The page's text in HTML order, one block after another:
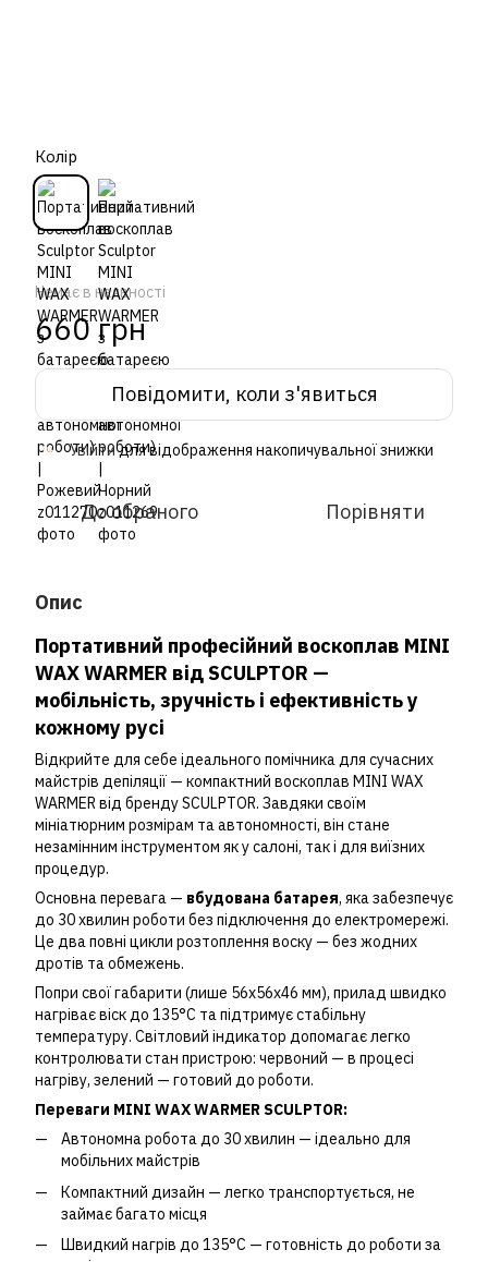
Колір
Немає в наявності
660 грн
Повідомити, коли з'явиться
% Увійтидля відображення накопичувальної знижки
До обраного Порівняти
Опис
Портативний професійний воскоплав MINI
WAX WARMER від SCULPTOR —
мобільність, зручність і ефективність у
кожному русі
Відкрийте для себе ідеального помічника для сучасних
майстрів депіляції — компактний воскоплав MINI WAX
WARMER від бренду SCULPTOR. Завдяки своїм
мініатюрним розмірам та автономності, він стане
незамінним інструментом як у салоні, так і для виїзних
процедур.
Основна перевага — вбудована батарея, яка забезпечує
до 30 хвилин роботи без підключення до електромережі.
Це два повні цикли розтоплення воску — без жодних
дротів та обмежень.
Попри свої габарити (лише 56x56x46 мм), прилад швидко
нагріває віск до 135°C та підтримує стабільну
температуру. Світловий індикатор допомагає легко
контролювати стан пристрою: червоний — в процесі
нагріву, зелений — готовий до роботи.
Переваги MINI WAX WARMER SCULPTOR:
Автономна робота до 30 хвилин — ідеально для
мобільних майстрів
Компактний дизайн — легко транспортується, не
займає багато місця
Швидкий нагрів до 135°C — готовність до роботи за